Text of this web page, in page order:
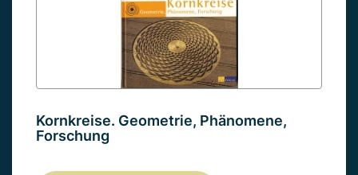
Kornkreise. Geometrie, Phänomene,
Forschung